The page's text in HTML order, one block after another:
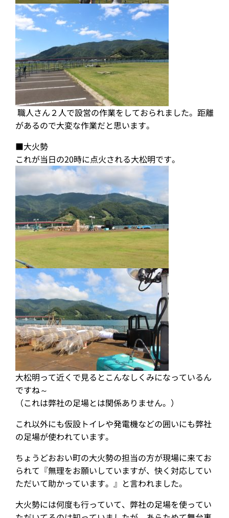
職人さん２人で設営の作業をしておられました。距離
があるので大変な作業だと思います。
■大火勢
これが当日の20時に点火される大松明です。
大松明って近くで見るとこんなしくみになっているん
ですね～
（これは弊社の足場とは関係ありません。）
これ以外にも仮設トイレや発電機などの囲いにも弊社
の足場が使われています。
ちょうどおおい町の大火勢の担当の方が現場に来てお
られて『無理をお願いしていますが、快く対応してい
ただいて助かっています。』と言われました。
大火勢には何度も行っていて、弊社の足場を使ってい